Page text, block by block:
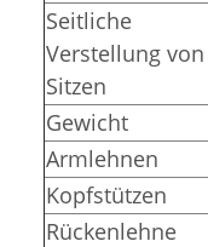
Seitliche
Verstellung von
Sitzen
Gewicht
Armlehnen
Kopfstützen
Rückenlehne